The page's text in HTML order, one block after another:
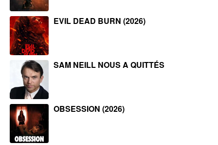
EVIL DEAD BURN (2026)
SAM NEILL NOUS A QUITTÉS
OBSESSION (2026)